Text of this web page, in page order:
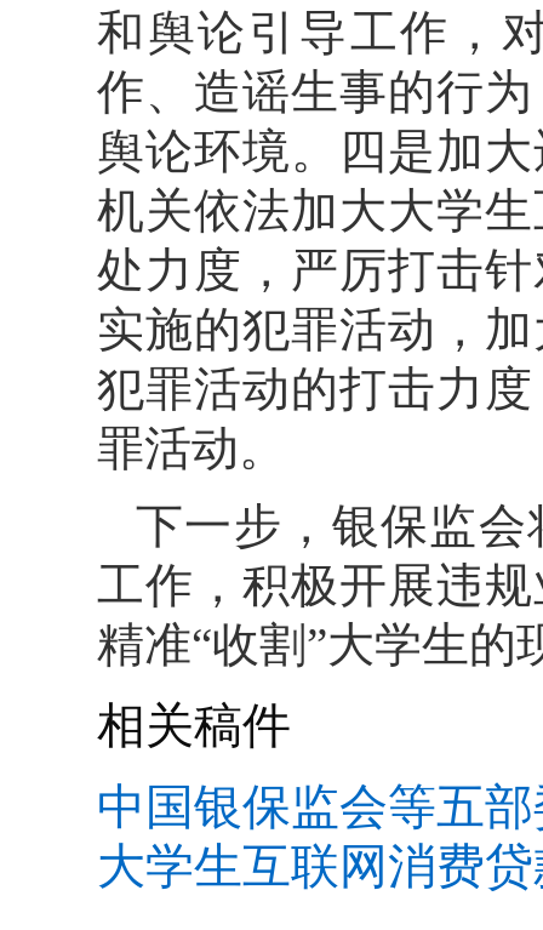
和舆论引导工作，
作、造谣生事的行
舆论环境。四是加
机关依法加大大学
处力度，严厉打击
实施的犯罪活动，
犯罪活动的打击力
罪活动。
下一步，银保监
工作，积极开展违
精准“收割”大学生
相关稿件
中国银保监会等五
大学生互联网消费